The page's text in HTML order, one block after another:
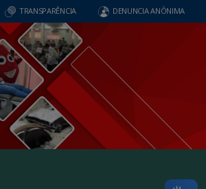
TRANSPARÊNCIA DENUNCIA ANÔNIMA